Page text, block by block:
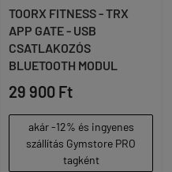
TOORX FITNESS - TRX
APP GATE - USB
CSATLAKOZÓS
BLUETOOTH MODUL
29 900 Ft
akár -12% és ingyenes
szállítás Gymstore PRO
tagként